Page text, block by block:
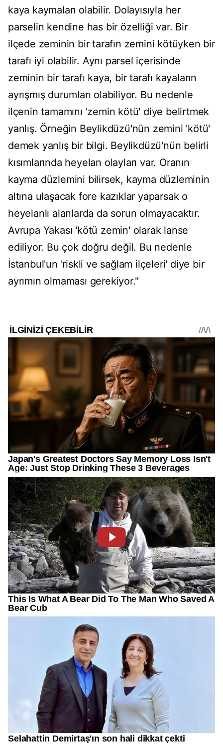
kaya kaymaları olabilir. Dolayısıyla her
parselin kendine has bir özelliği var. Bir
ilçede zeminin bir tarafın zemini kötüyken bir
tarafı iyi olabilir. Aynı parsel içerisinde
zeminin bir tarafı kaya, bir tarafı kayaların
ayrışmış durumları olabiliyor. Bu nedenle
ilçenin tamamını 'zemin kötü' diye belirtmek
yanlış. Örneğin Beylikdüzü'nün zemini 'kötü'
demek yanlış bir bilgi. Beylikdüzü'nün belirli
kısımlarında heyelan olayları var. Oranın
kayma düzlemini bilirsek, kayma düzleminin
altına ulaşacak fore kazıklar yaparsak o
heyelanlı alanlarda da sorun olmayacaktır.
Avrupa Yakası 'kötü zemin' olarak lanse
ediliyor. Bu çok doğru değil. Bu nedenle
İstanbul'un 'riskli ve sağlam ilçeleri' diye bir
ayrımın olmaması gerekiyor."